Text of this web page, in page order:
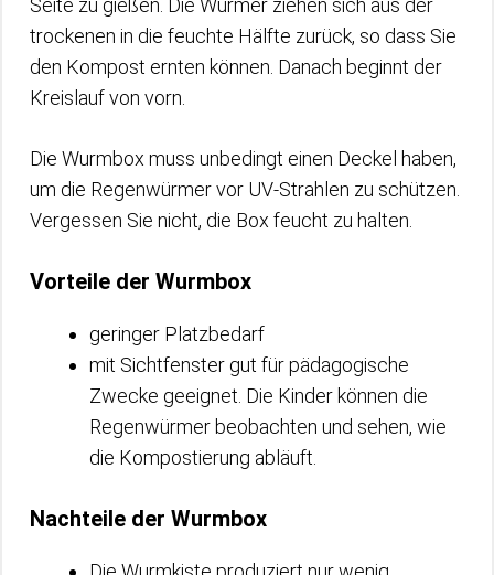
trockenen in die feuchte Hälfte zurück, so dass Sie
den Kompost ernten können. Danach beginnt der
Kreislauf von vorn.
Die Wurmbox muss unbedingt einen Deckel haben,
um die Regenwürmer vor UV-Strahlen zu schützen.
Vergessen Sie nicht, die Box feucht zu halten.
Vorteile der Wurmbox
geringer Platzbedarf
mit Sichtfenster gut für pädagogische
Zwecke geeignet. Die Kinder können die
Regenwürmer beobachten und sehen, wie
die Kompostierung abläuft.
Nachteile der Wurmbox